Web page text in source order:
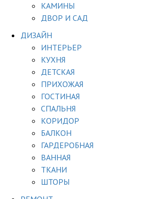
КАМИНЫ
ДВОР И САД
ДИЗАЙН
ИНТЕРЬЕР
КУХНЯ
ДЕТСКАЯ
ПРИХОЖАЯ
ГОСТИНАЯ
СПАЛЬНЯ
КОРИДОР
БАЛКОН
ГАРДЕРОБНАЯ
ВАННАЯ
ТКАНИ
ШТОРЫ